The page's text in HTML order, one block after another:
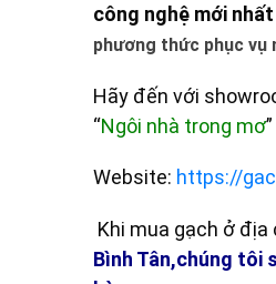
công nghệ mới nhất
phương thức phục vụ
Hãy đến với
“Ngôi nhà trong mơ
Website: https://
Khi mua gạch ở địa
Bình Tân,chúng tôi